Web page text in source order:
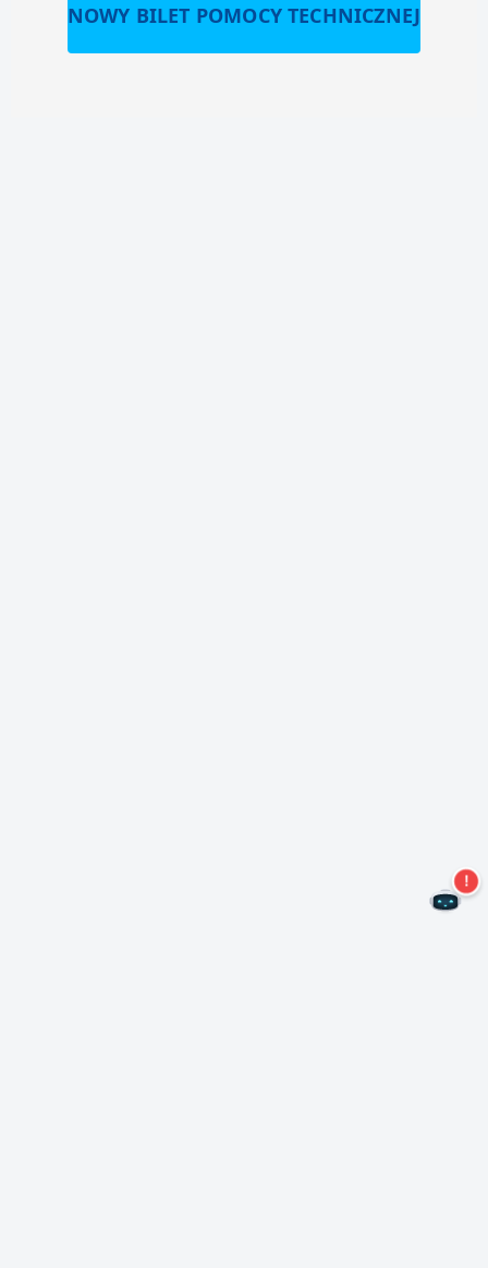
NOWY BILET POMOCY TECHNICZNEJ